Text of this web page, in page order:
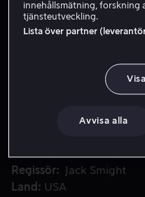
All-star-casten och
All-star-casten och
slaget vid Midway med
Regissör
Jack Smight
Land
USA
innehållsmätning, forskning
tjänsteutveckling.
Lista över partner
Avvisa alla